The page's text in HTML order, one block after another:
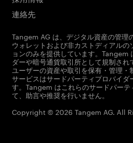
連絡先
Tangem AG は、デジタル資産の管理
ウォレットおよび非カストディアル
ョンのみを提供しています。Tangem
ダーや暗号通貨取引所として規制さ
ユーザーの資産や取引を保有・管理・
サービスはサードパーティプロバイダ
す。Tangem はこれらのサードパーテ
て、助言や推奨を行いません。